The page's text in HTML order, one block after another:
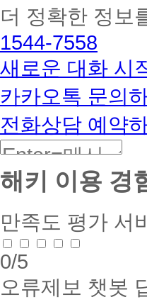
토
커
BETA
더 정확한 정보
1544-7558
새로운 대화 시
카카오톡 문의
전화상담 예약
해키 이용 경
만족도 평가 서
0/5
오류제보 챗봇